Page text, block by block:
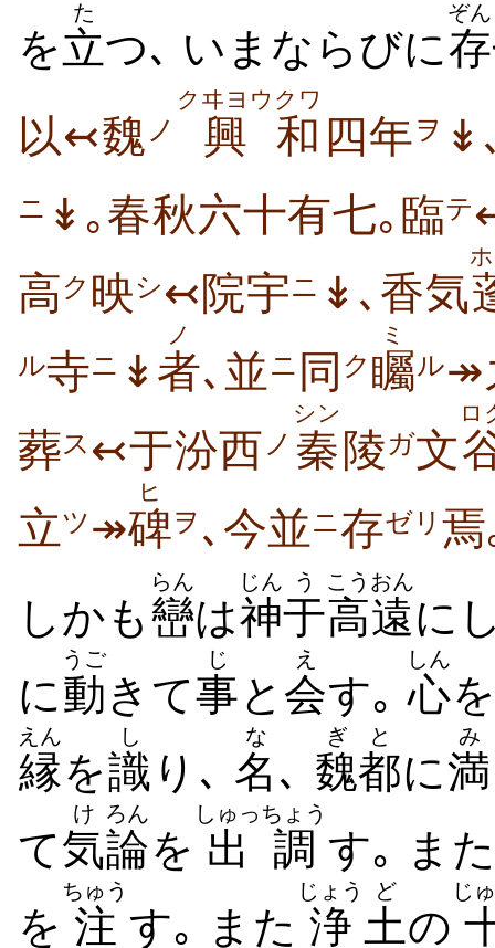
を立
た
つ､ いまならびに存
ぞん
以↢魏 ノ 興
クヰヨウ
和
クワ
四年ヲ ↡
ニ ↡｡春秋六十有七｡臨テ
高ク 映シ↢院宇ニ ↡､香気
ル寺ニ ↡ 者
ノ
､並 ニ 同 ク 矚
ミ
ル↠
葬ス ↢于汾西 ノ 秦
シン
陵ガ文
ロ
立ツ↠碑
ヒ
ヲ ､今並ニ存ゼリ 焉
しかも巒
らん
は神
じん
于
う
高遠
こうおん
に
に動
うご
きて事
じ
と 会
え
す｡ 心
しん
を
縁
えん
を識
し
り､ 名
な
､ 魏都
ぎと
に満
み
て気
け
論
ろん
を 出調
しゅっちょう
す｡ また
を 注
ちゅう
す｡ また 浄
じょう
土
ど
の
じ